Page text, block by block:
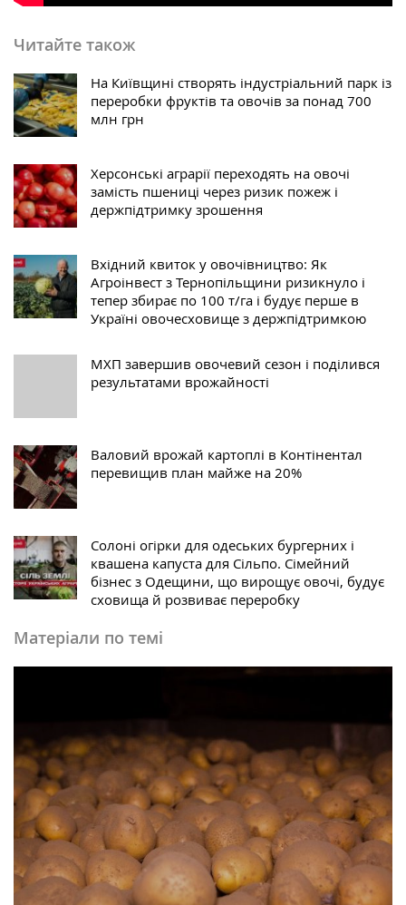
Читайте також
На Київщині створять індустріальний парк із
переробки фруктів та овочів за понад 700
млн грн
Херсонські аграрії переходять на овочі
замість пшениці через ризик пожеж і
держпідтримку зрошення
Вхідний квиток у овочівництво: Як
Агроінвест з Тернопільщини ризикнуло і
тепер збирає по 100 т/га і будує перше в
Україні овочесховище з держпідтримкою
МХП завершив овочевий сезон і поділився
результатами врожайності
Валовий врожай картоплі в Контінентал
перевищив план майже на 20%
Солоні огірки для одеських бургерних і
квашена капуста для Сільпо. Cімейний
бізнес з Одещини, що вирощує овочі, будує
сховища й розвиває переробку
Матеріали по темі